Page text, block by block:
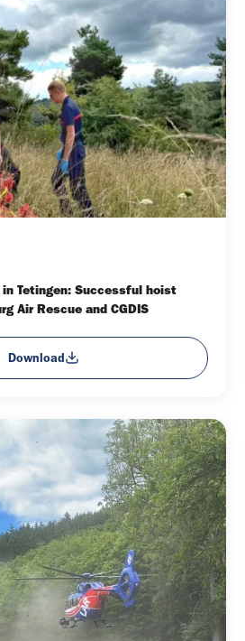
Tetingen: Successful hoist
Air Rescue and CGDIS
Download